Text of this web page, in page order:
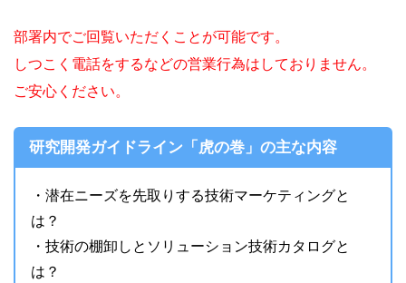
部署内でご回覧いただくことが可能です。
しつこく電話をするなどの営業行為はしておりません。
ご安心ください。
研究開発ガイドライン「虎の巻」の主な内容
・潜在ニーズを先取りする技術マーケティングと
は？
・技術の棚卸しとソリューション技術カタログと
は？